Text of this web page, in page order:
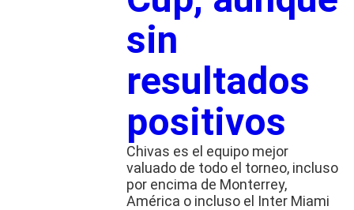
sin
resultados
positivos
Chivas es el equipo mejor
valuado de todo el torneo, incluso
por encima de Monterrey,
América o incluso el Inter Miami